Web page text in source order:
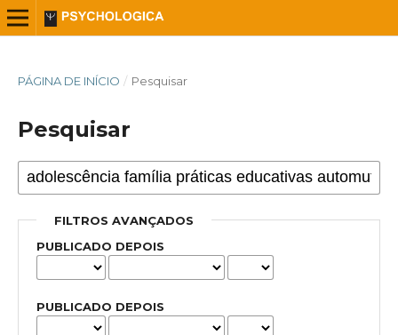
PÁGINA DE INÍCIO / Pesquisar
Pesquisar
FILTROS AVANÇADOS
PUBLICADO DEPOIS
PUBLICADO DEPOIS